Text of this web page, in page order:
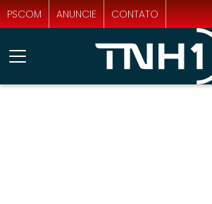
PSCOM ANUNCIE CONTATO